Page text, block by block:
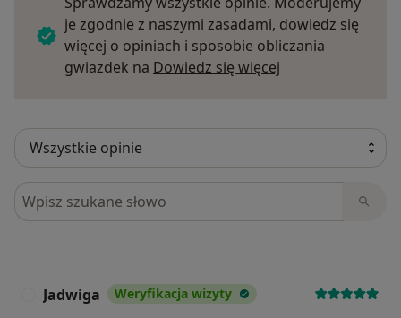
je zgodnie z naszymi zasadami, dowiedz się
więcej o opiniach i sposobie obliczania
gwiazdek na Dowiedz się więcej
Szukaj w opiniach
Jadwiga Weryfikacja wizyty